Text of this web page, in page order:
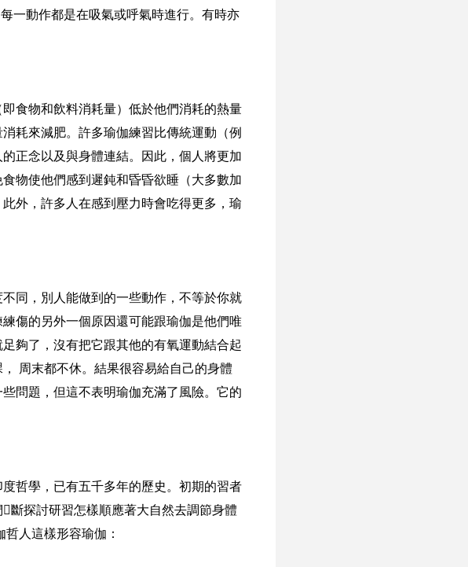
一動作都是在吸氣或呼氣時進行。有時亦
食物和飲料消耗量）低於他們消耗的熱量
耗來減肥。許多瑜伽練習比傳統運動（例
正念以及與身體連結。因此，個人將更加
物使他們感到遲鈍和昏昏欲睡（大多數加
外，許多人在感到壓力時會吃得更多，瑜
同，別人能做到的一些動作，不等於你就
傷的另外一個原因還可能跟瑜伽是他們唯
夠了，沒有把它跟其他的有氧運動結合起
周末都不休。結果很容易給自己的身體
問題，但這不表明瑜伽充滿了風險。它的
哲學，已有五千多年的歷史。初期的習者
斷探討研習怎樣順應著大自然去調節身體
人這樣形容瑜伽：